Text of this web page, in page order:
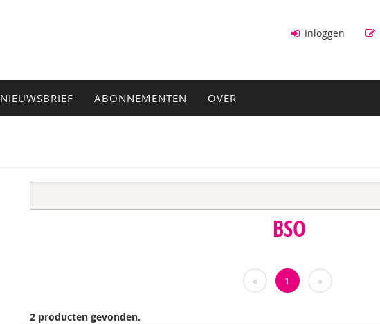
Inloggen
NIEUWSBRIEF ABONNEMENTEN OVER
BSO
« 1 »
2 producten gevonden.